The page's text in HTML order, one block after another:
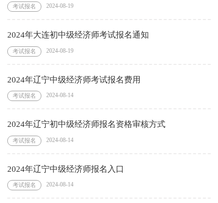
考试报名 2024-08-19
2024年大连初中级经济师考试报名通知
考试报名 2024-08-19
2024年辽宁中级经济师考试报名费用
考试报名 2024-08-14
2024年辽宁初中级经济师报名资格审核方式
考试报名 2024-08-14
2024年辽宁中级经济师报名入口
考试报名 2024-08-14